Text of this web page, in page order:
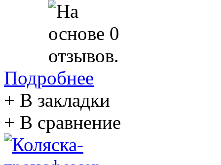
Подробнее
+ В закладки
+ В сравнение